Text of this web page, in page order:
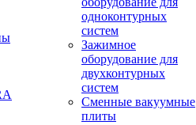
одноконтурных
систем
Зажимное
оборудование для
двухконтурных
систем
Сменные вакуумные
плиты